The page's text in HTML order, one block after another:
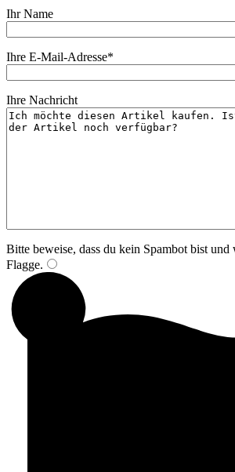
Ihr Name
Ihre E-Mail-Adresse*
Ihre Nachricht
Bitte beweise, dass du kein Spambot bist und
Flagge.